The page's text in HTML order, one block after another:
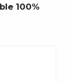
100%